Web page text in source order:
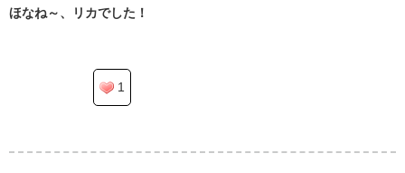
ほなね～、リカでした！
1